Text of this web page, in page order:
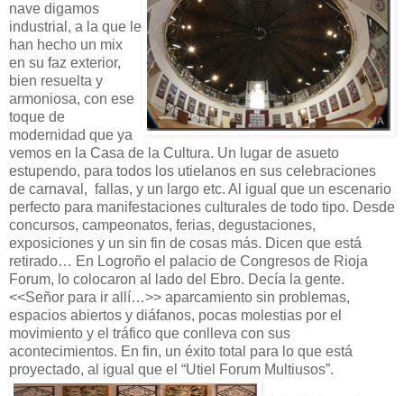
nave digamos
industrial, a la que le
han hecho un mix
en su faz exterior,
bien resuelta y
armoniosa, con ese
toque de
modernidad que ya
vemos en la Casa de la Cultura. Un lugar de asueto
estupendo, para todos los utielanos en sus celebraciones
de carnaval, fallas, y un largo etc. Al igual que un escenario
perfecto para manifestaciones culturales de todo tipo. Desde
concursos, campeonatos, ferias, degustaciones,
exposiciones y un sin fin de cosas más. Dicen que está
retirado… En Logroño el palacio de Congresos de Rioja
Forum, lo colocaron al lado del Ebro. Decía la gente.
<<Señor para ir allí…>> aparcamiento sin problemas,
espacios abiertos y diáfanos, pocas molestias por el
movimiento y el tráfico que conlleva con sus
acontecimientos. En fin, un éxito total para lo que está
proyectado, al igual que el “Utiel Forum Multiusos”.